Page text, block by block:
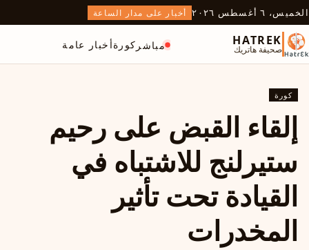
الخميس، ٦ أغسطس ٢٠٢٦ أخبار على مدار الساعة
HATREK
صحيفة هاتريك مباشر كورةأخبار عامة
كورة
إلقاء القبض على رحيم
ستيرلنج للاشتباه في
القيادة تحت تأثير
المخدرات